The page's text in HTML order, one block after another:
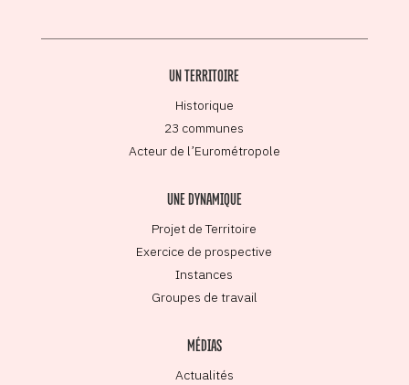
UN TERRITOIRE
Historique
23 communes
Acteur de l’Eurométropole
UNE DYNAMIQUE
Projet de Territoire
Exercice de prospective
Instances
Groupes de travail
MÉDIAS
Actualités